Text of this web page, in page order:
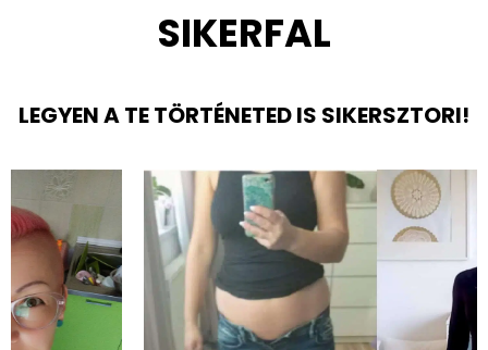
SIKERFAL
LEGYEN A TE TÖRTÉNETED IS SIKERSZTORI!